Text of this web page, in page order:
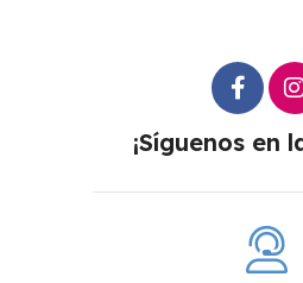
¡Síguenos en